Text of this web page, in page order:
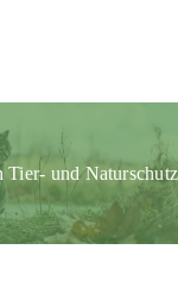
Tier- und